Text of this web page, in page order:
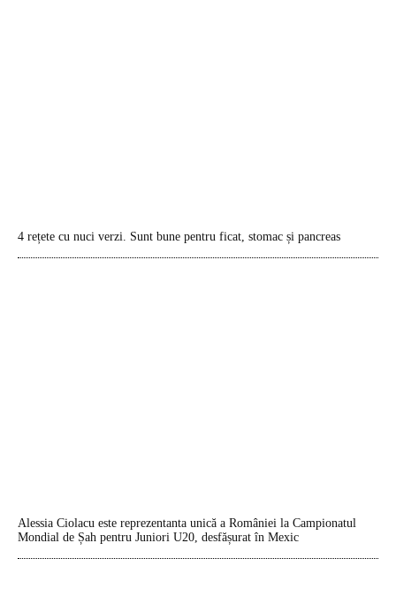
4 rețete cu nuci verzi. Sunt bune pentru ficat, stomac și pancreas
Alessia Ciolacu este reprezentanta unică a României la Campionatul
Mondial de Șah pentru Juniori U20, desfășurat în Mexic